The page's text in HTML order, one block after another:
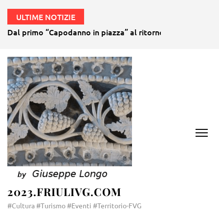
ULTIME NOTIZIE
Dal primo “Capodanno in piazza” al ritorno della
2023.FRIULIVG.COM
#Cultura #Turismo #Eventi #Territorio-FVG